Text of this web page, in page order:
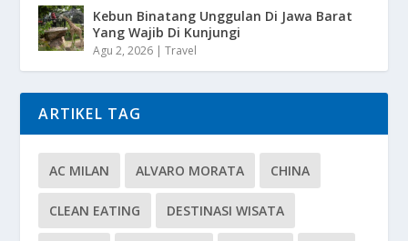
Kebun Binatang Unggulan Di Jawa Barat
Yang Wajib Di Kunjungi
Agu 2, 2026 |Travel
ARTIKEL TAG
AC MILAN ALVARO MORATA CHINA
CLEAN EATING DESTINASI WISATA